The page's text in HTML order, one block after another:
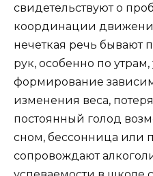
свидетельствуют о
координации
нечеткая речь бывают
рук, особенно по утрам,
формирование
изменения веса,
постоянный голод
сном, бессонница или
сопровождают